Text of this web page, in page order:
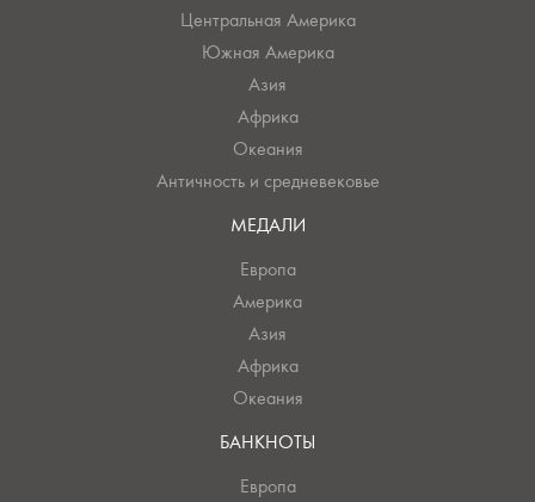
Центральная Америка
Южная Америка
Азия
Африка
Океания
Античность и средневековье
МЕДАЛИ
Европа
Америка
Азия
Африка
Океания
БАНКНОТЫ
Европа